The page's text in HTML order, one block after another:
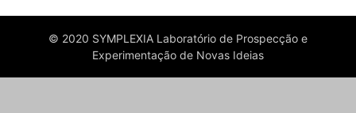
© 2020 SYMPLEXIA Laboratório de Prospecção e
Experimentação de Novas Ideias